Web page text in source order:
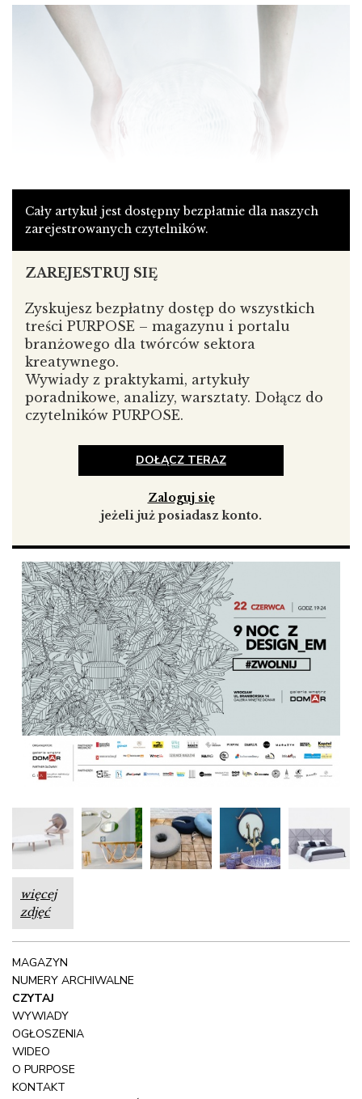
Podczas Nocy z Designem zaprezentowane zostaną
projekty, które swoją materialną formą
i funkcjonalnością wspierają to, co niematerialnie
najważniejsze – wartość relacji międzyludzkich,
harmonii z naturą, odpoczynku czy wewnętrznej
równowagi. Swoimi pomysłami na realizację idei slow
we współczesnym wzornictwie podzielą się m.in. Leszek
Dziedzic, Oskar Zięta, Studio Rygalik i Icon Concept
Design. Gościem specjalnym wydarzenia będzie Dorota
Koziara – jedna z najbardziej docenianych polskich
artystek na świecie, która od ponad 10 lat tworzy
i prowadzi własne studio projektowe w Mediolanie. Jej
polskiego domu, osadzone w kontekście współczesnej
Europy i inspirowane obserwacją naturalnego
otoczenia człowieka.
Goście 9. Nocy z Designem będą mogli podążać
szlakiem współczesnego wzornictwa, dzięki
przygotowanej przez organizatorów mapie Wrocławia.
Zawarte na niej wskazówki pomogą odnaleźć
„przystanki” dobrego wnętrza, przy których warto
zwolnić i zatrzymać się na chwilę zachwytu. Jak co roku,
wystawom towarzyszyć będą dodatkowe atrakcje
i warsztaty przygotowane z myślą o tych, którzy
festiwalowe inspiracji chcieliby przełożyć na praktykę.
Coś dla siebie znajdą zarówno amatorzy meblarskich
eksperymentów w wydaniu slow. Wśród tegorocznych
propozycji znalazły się także warsztaty technik
relaksacyjnych oraz sztuki porządkowania przestrzeni.
Cały artykuł jest dostępny bezpłatnie dla naszych
zarejestrowanych czytelników.
ZAREJESTRUJ SIĘ
Zyskujesz bezpłatny dostęp do wszystkich
treści PURPOSE – magazynu i portalu
branżowego dla twórców sektora
kreatywnego.
Wywiady z praktykami, artykuły
poradnikowe, analizy, warsztaty. Dołącz do
czytelników PURPOSE.
DOŁĄCZ TERAZ
Zaloguj się
jeżeli już posiadasz konto.
więcej
zdjęć
MAGAZYN
NUMERY ARCHIWALNE
CZYTAJ
WYWIADY
OGŁOSZENIA
WIDEO
O PURPOSE
KONTAKT